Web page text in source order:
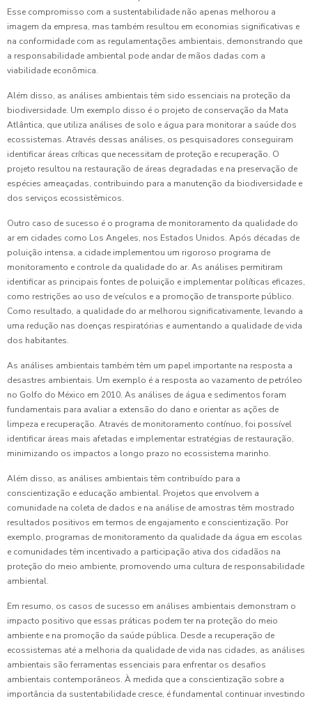
Esse compromisso com a sustentabilidade não apenas melhorou a
imagem da empresa, mas também resultou em economias significativas e
na conformidade com as regulamentações ambientais, demonstrando que
a responsabilidade ambiental pode andar de mãos dadas com a
viabilidade econômica.
Além disso, as análises ambientais têm sido essenciais na proteção da
biodiversidade. Um exemplo disso é o projeto de conservação da Mata
Atlântica, que utiliza análises de solo e água para monitorar a saúde dos
ecossistemas. Através dessas análises, os pesquisadores conseguiram
identificar áreas críticas que necessitam de proteção e recuperação. O
projeto resultou na restauração de áreas degradadas e na preservação de
espécies ameaçadas, contribuindo para a manutenção da biodiversidade e
dos serviços ecossistêmicos.
Outro caso de sucesso é o programa de monitoramento da qualidade do
ar em cidades como Los Angeles, nos Estados Unidos. Após décadas de
poluição intensa, a cidade implementou um rigoroso programa de
monitoramento e controle da qualidade do ar. As análises permitiram
identificar as principais fontes de poluição e implementar políticas eficazes,
como restrições ao uso de veículos e a promoção de transporte público.
Como resultado, a qualidade do ar melhorou significativamente, levando a
uma redução nas doenças respiratórias e aumentando a qualidade de vida
dos habitantes.
As análises ambientais também têm um papel importante na resposta a
desastres ambientais. Um exemplo é a resposta ao vazamento de petróleo
no Golfo do México em 2010. As análises de água e sedimentos foram
fundamentais para avaliar a extensão do dano e orientar as ações de
limpeza e recuperação. Através de monitoramento contínuo, foi possível
identificar áreas mais afetadas e implementar estratégias de restauração,
minimizando os impactos a longo prazo no ecossistema marinho.
Além disso, as análises ambientais têm contribuído para a
conscientização e educação ambiental. Projetos que envolvem a
comunidade na coleta de dados e na análise de amostras têm mostrado
resultados positivos em termos de engajamento e conscientização. Por
exemplo, programas de monitoramento da qualidade da água em escolas
e comunidades têm incentivado a participação ativa dos cidadãos na
proteção do meio ambiente, promovendo uma cultura de responsabilidade
ambiental.
Em resumo, os casos de sucesso em análises ambientais demonstram o
impacto positivo que essas práticas podem ter na proteção do meio
ambiente e na promoção da saúde pública. Desde a recuperação de
ecossistemas até a melhoria da qualidade de vida nas cidades, as análises
ambientais são ferramentas essenciais para enfrentar os desafios
ambientais contemporâneos. À medida que a conscientização sobre a
importância da sustentabilidade cresce, é fundamental continuar investindo